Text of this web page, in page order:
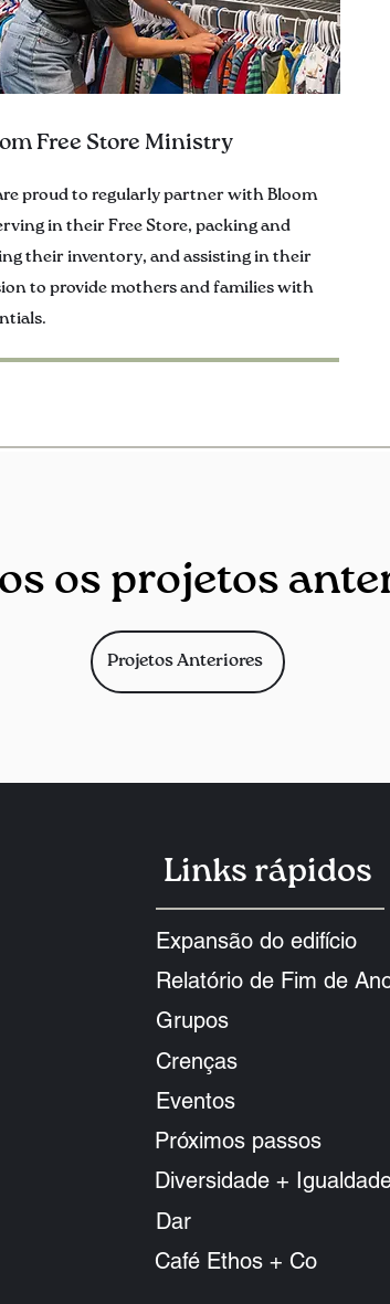
Free Store Ministry
proud to regularly partner with Bloom
in their Free Store, packing and
their inventory, and assisting in their
to provide mothers and families with
os projetos
Projetos Anteriores
Links rápidos
Expansão do edifício
Relatório de Fim de
Grupos
Crenças
Eventos
Próximos passos
Diversidade +
Dar
Café Ethos + Co